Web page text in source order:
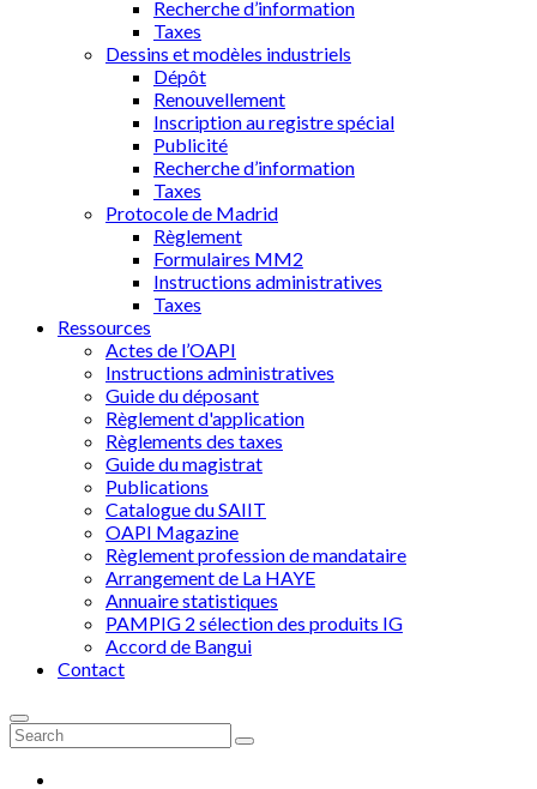
Recherche d’information
Taxes
Dessins et modèles industriels
Dépôt
Renouvellement
Inscription au registre spécial
Publicité
Recherche d’information
Taxes
Protocole de Madrid
Règlement
Formulaires MM2
Instructions administratives
Taxes
Ressources
Actes de l’OAPI
Instructions administratives
Guide du déposant
Règlement d'application
Règlements des taxes
Guide du magistrat
Publications
Catalogue du SAIIT
OAPI Magazine
Règlement profession de mandataire
Arrangement de La HAYE
Annuaire statistiques
PAMPIG 2 sélection des produits IG
Accord de Bangui
Contact